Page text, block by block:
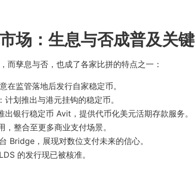
场：生息与否成普及关键
而孳息与否，也成了各家比拼的特点之一：
在监管落地后发行自家稳定币。
：计划推出与港元挂钩的稳定币。
出银行稳定币 Avit，提供代币化美元活期存款服务。
，整合至更多商业支付场景。
Bridge，展现对数位支付未来的信心。
的发行现已被核准。